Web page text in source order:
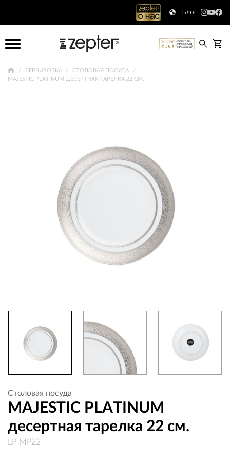
Блог
СЕРВИРОВКА
СТОЛОВАЯ ПОСУДА
MAJESTIC PLATINUM ДЕСЕРТНАЯ ТАРЕЛКА 22 СМ.
Столовая посуда
MAJESTIC PLATINUM
десертная тарелка 22 см.
LP-MP22